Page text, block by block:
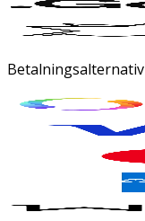
Betalningsalternativ